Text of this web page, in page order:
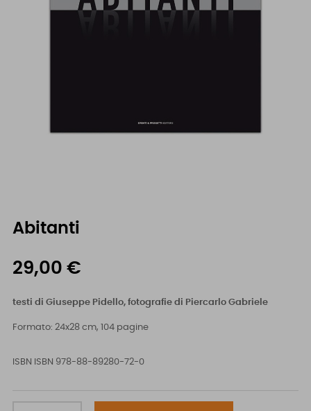
Abitanti
29,00 €
testi di Giuseppe Pidello, fotografie di Piercarlo Gabriele
Formato: 24x28 cm, 104 pagine
ISBN ISBN 978-88-89280-72-0